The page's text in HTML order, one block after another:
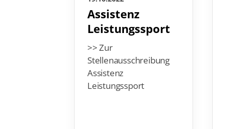
Assistenz
Leistungssport
>> Zur
Stellenausschreibung
Assistenz
Leistungssport